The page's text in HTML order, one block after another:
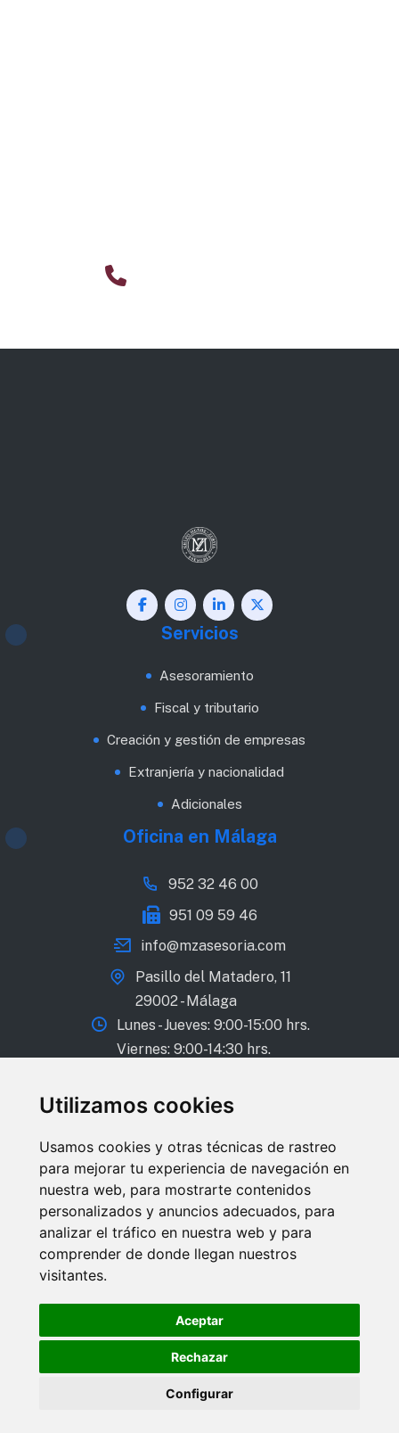
Utilizamos cookies
Usamos cookies y otras técnicas de rastreo
para mejorar tu experiencia de navegación en
nuestra web, para mostrarte contenidos
personalizados y anuncios adecuados, para
analizar el tráfico en nuestra web y para
comprender de donde llegan nuestros
visitantes.
Aceptar
Rechazar
Configurar
Servicios
Asesoramiento
Fiscal y tributario
Creación y gestión de empresas
Extranjería y nacionalidad
Adicionales
Oficina en Málaga
952 32 46 00
951 09 59 46
info@mzasesoria.com
Pasillo del Matadero, 11
29002 - Málaga
Lunes - Jueves: 9:00-15:00 hrs.
Viernes: 9:00-14:30 hrs.
952 84 24 77
info@mzasesoria.com
Calle Cristóbal Toral, 1
29200 - Antequera
Lunes - Jueves: 9:00-15:00 hrs.
Política de privacidad
Política de cookies